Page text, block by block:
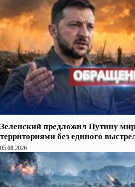
Зеленский предложил Путину
территориями без единого
05.08.2026